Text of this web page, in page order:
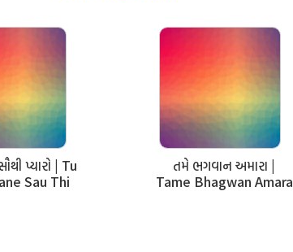
अरजी हवे छे साजना,
करवी हवे छे प्रार्थना…
“आवजो मन मंदिरिये"
रुदिया ना आंगणे आप पधारो,
પ્યારો | Tu
Sau Thi
તમે ભગવાન અમારા |
Tame Bhagwan Amara